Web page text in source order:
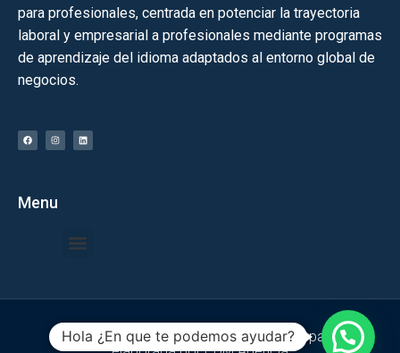
para profesionales, centrada en potenciar la trayectoria
laboral y empresarial a profesionales mediante programas
de aprendizaje del idioma adaptados al entorno global de
negocios.​
Menu
© 2024 todos los derechos reservados | pagina
Hola ¿En que te podemos ayudar?